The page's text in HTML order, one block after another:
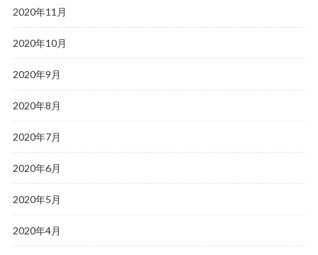
2020年11月
2020年10月
2020年9月
2020年8月
2020年7月
2020年6月
2020年5月
2020年4月